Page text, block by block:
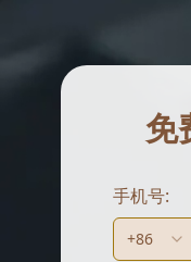
免
手机号:
+86